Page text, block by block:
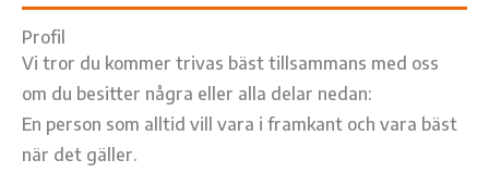
Profil
Vi tror du kommer trivas bäst tillsammans med oss
om du besitter några eller alla delar nedan:
En person som alltid vill vara i framkant och vara bäst
när det gäller.